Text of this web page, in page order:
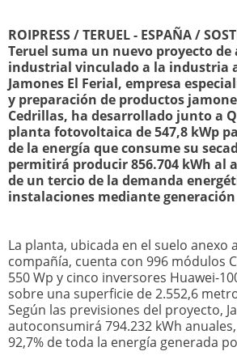
ROIPRESS / TERUEL - ESPAÑA /
Teruel suma un nuevo proyecto
industrial vinculado a la industria
Jamones El Ferial, empresa
y preparación de productos
Cedrillas, ha desarrollado junto a
planta fotovoltaica de 547,8 kWp
de la energía que consume su
permitirá producir 856.704 kWh al
de un tercio de la demanda
instalaciones mediante
La planta, ubicada en el suelo anexo
compañía, cuenta con 996 módulos
550 Wp y cinco inversores Huawei-
sobre una superficie de 2.552,6
Según las previsiones del proyecto,
autoconsumirá 794.232 kWh
92,7% de toda la energía generada